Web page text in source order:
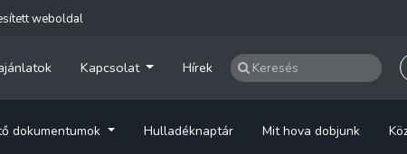
weboldal
Kapcsolat Hírek
dokumentumok Hulladéknaptár Mit hova dobjunk